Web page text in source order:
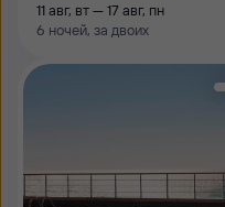
11 авг, вт — 17 авг, пн
6 ночей, за двоих